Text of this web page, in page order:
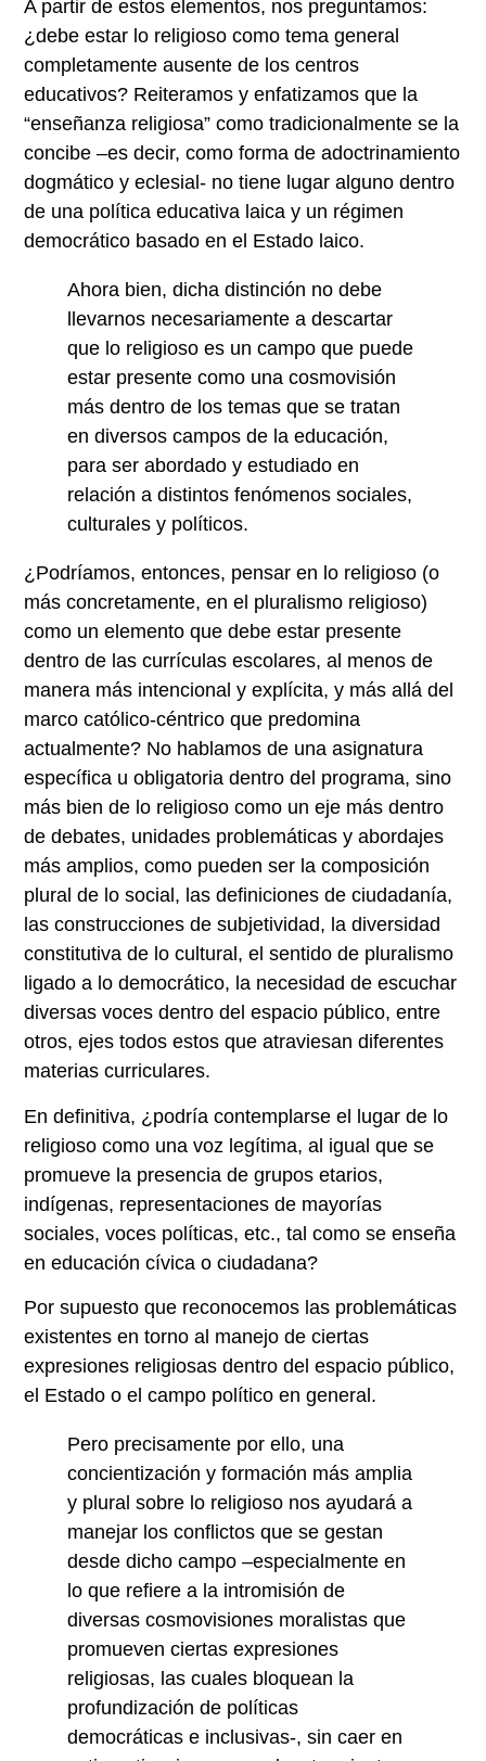
A partir de estos elementos, nos preguntamos:
¿debe estar lo religioso comotema general
completamente ausente de los centros
educativos? Reiteramos y enfatizamos que la
“enseñanza religiosa” como tradicionalmente se la
concibe –es decir, como forma de adoctrinamiento
dogmático y eclesial- no tiene lugar alguno dentro
de una política educativa laica y un régimen
democrático basado en el Estado laico.
Ahora bien, dicha distinción no debe
llevarnos necesariamente a descartar
que lo religioso es un campo que puede
estar presente como una cosmovisión
más dentro de los temas que se tratan
en diversos campos de la educación,
para ser abordado y estudiado en
relación a distintos fenómenos sociales,
culturales y políticos.
¿Podríamos, entonces, pensar en lo religioso (o
más concretamente, en el pluralismo religioso)
como un elemento que debe estar presente
dentro de las currículas escolares, al menos de
manera más intencional y explícita, y más allá del
marco católico-céntrico que predomina
actualmente? No hablamos de una asignatura
específica u obligatoria dentro del programa, sino
más bien de lo religioso como un eje más dentro
de debates, unidades problemáticas y abordajes
más amplios, como pueden ser la composición
plural de lo social, las definiciones de ciudadanía,
las construcciones de subjetividad, la diversidad
constitutiva de lo cultural, el sentido de pluralismo
ligado a lo democrático, la necesidad de escuchar
diversas voces dentro del espacio público, entre
otros, ejes todos estos que atraviesan diferentes
materias curriculares.
En definitiva, ¿podría contemplarse el lugar de lo
religioso como una voz legítima, al igual que se
promueve la presencia de grupos etarios,
indígenas, representaciones de mayorías
sociales, voces políticas, etc., tal como se enseña
en educación cívica o ciudadana?
Por supuesto que reconocemos las problemáticas
existentes en torno al manejo de ciertas
expresiones religiosas dentro del espacio público,
el Estado o el campo político en general.
Pero precisamente por ello, una
concientización y formación más amplia
y plural sobre lo religioso nos ayudará a
manejar los conflictos que se gestan
desde dicho campo –especialmente en
lo que refiere a la intromisión de
diversas cosmovisiones moralistas que
promueven ciertas expresiones
religiosas, las cuales bloquean la
profundización de políticas
democráticas e inclusivas-, sin caer en